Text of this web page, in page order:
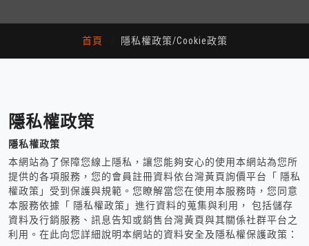
首頁 隱私權政策/Cookie政策
隱私權政策
隱私權政策
本網站為了保障您線上隱私，讓您能夠安心的使用本網站為您所
提供的各項服務，您的會員註冊資料依台灣黃頁詢價平台「 隱私
權政策」受到保護與規範。您瞭解當您在使用本服務時，您同意
本服務依據「 隱私權政策」進行資料的蒐集與利用， 包括儲存
資料及行銷服務、訊息告知或銷售台灣黃頁與其關係社群平台之
利用。在此向您詳細說明本網站的資料安全及隱私權保護政策：